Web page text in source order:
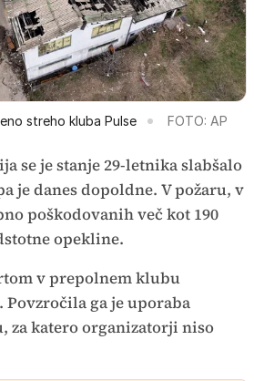
streho kluba Pulse FOTO: AP
se je stanje 29-letnika slabšalo
je danes dopoldne. V požaru, v
poškodovanih več kot 190
opekline.
v prepolnem klubu
ga je uporaba
za katero organizatorji niso